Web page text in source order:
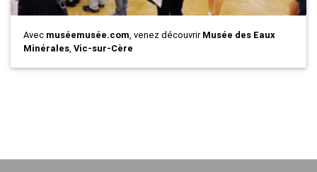
Avec muséemusée.com, venez découvrirMusée des Eaux
Minérales, Vic-sur-Cère